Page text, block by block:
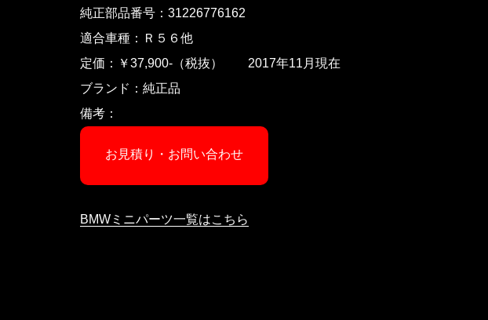
純正部品番号：31226776162
適合車種：Ｒ５６他
定価：￥37,900-（税抜） 2017年11月現在
ブランド：純正品
備考：
お見積り・お問い合わせ
BMWミニパーツ一覧はこちら